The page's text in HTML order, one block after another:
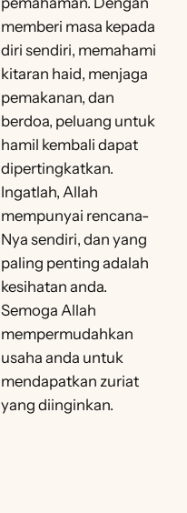
memberi masa kepada
diri sendiri, memahami
kitaran haid, menjaga
pemakanan, dan
berdoa, peluang untuk
hamil kembali dapat
dipertingkatkan.
Ingatlah, Allah
mempunyai rencana-
Nya sendiri, dan yang
paling penting adalah
kesihatan anda.
Semoga Allah
mempermudahkan
usaha anda untuk
mendapatkan zuriat
yang diinginkan.